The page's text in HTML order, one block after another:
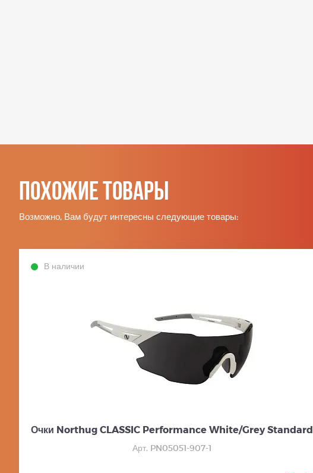
Похожие товары
Возможно, Вам будут интересны следующие товары:
В наличии
Очки Northug CLASSIC Performance White/Grey Standard
Арт. PN05051-907-1